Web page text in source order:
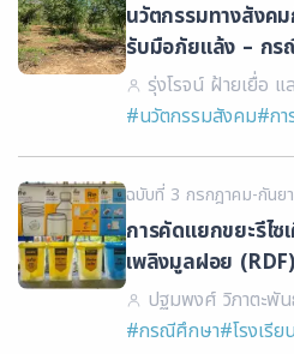
นวัตกรรมทางสังค
รับมือภัยแล้ง – กร
ปลูกไผ่ อำเภอท่าตะ
รุ่งโรจน์ ฝ้ายเยื่อ แ
#นวัตกรรมสังคม#กา
ฉบับที่ 3 กรกฎาคม-กันย
การคัดแยกขยะรีไซ
เพลิงมูลฝอย
ปริมาณขยะเหลือทิ้
ในโรงอาหารสำนักง
ปฐมพงศ์ วิภาตะพั
#กรณีศึกษา#โรงเรียน